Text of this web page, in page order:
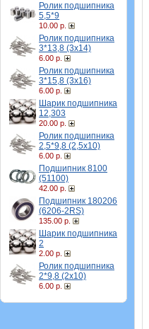
Ролик подшипника
5,5*9
10.00 р.
Ролик подшипника
3*13,8 (3х14)
6.00 р.
Ролик подшипника
3*15,8 (3х16)
6.00 р.
Шарик подшипника
12,303
20.00 р.
Ролик подшипника
2,5*9,8 (2,5х10)
6.00 р.
Подшипник 8100
(51100)
42.00 р.
Подшипник 180206
(6206-2RS)
135.00 р.
Шарик подшипника
2
2.00 р.
Ролик подшипника
2*9,8 (2х10)
6.00 р.